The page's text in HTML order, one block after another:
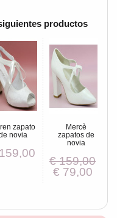
productos
zapato
novia
Mercè
zapatos de
novia
€ 159,00
€ 79,00